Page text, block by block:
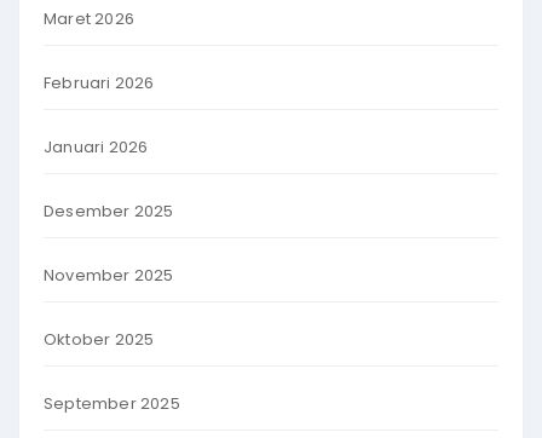
Maret 2026
Februari 2026
Januari 2026
Desember 2025
November 2025
Oktober 2025
September 2025